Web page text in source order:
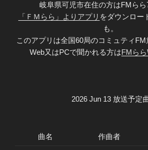
岐阜県可児市在住の方はFMらら
「ＦＭらら」よりアプリ をダウンロー
も。
このアプリは全国60局のコミュティFM
Web又はPCで聞かれる方はFMら
2026 Jun 13 放送予定
曲名 作曲者